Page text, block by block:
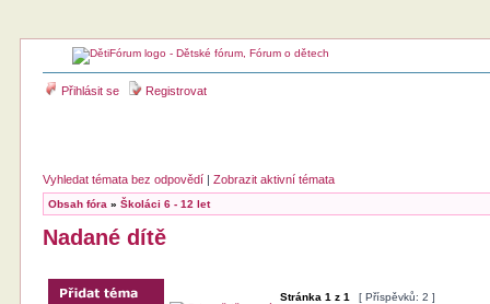
Přihlásit se Registrovat
Vyhledat témata bez odpovědí |Zobrazit aktivní témata
Obsah fóra »Školáci 6 - 12 let
Nadané dítě
Stránka1 z1 [ Příspěvků: 2 ]